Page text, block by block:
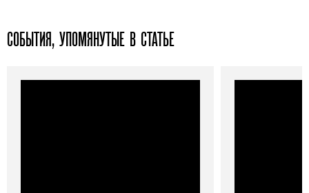
СОБЫТИЯ, УПОМЯНУТЫЕ В СТАТЬЕ